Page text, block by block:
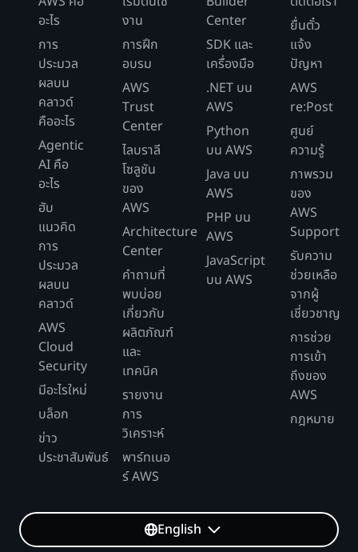
อะไร
การ
ประมวล
ผลบน
คลาวด์
คืออะไร
Agentic
AI คือ
อะไร
ฮับ
แนวคิด
การ
ประมวล
ผลบน
คลาวด์
AWS
Cloud
Security
มีอะไรใหม่
บล็อก
ข่าว
ประชาสัมพันธ์
งาน
การฝึก
อบรม
AWS
Trust
Center
ไลบราลี
โซลูชัน
ของ
AWS
Architecture
Center
คำถามที่
พบบ่อย
เกี่ยวกับ
ผลิตภัณฑ์
และ
เทคนิค
รายงาน
การ
วิเคราะห์
พาร์ทเนอ
ร์ AWS
Center
SDK และ
เครื่องมือ
.NET บน
AWS
Python
บน AWS
Java บน
AWS
PHP บน
AWS
JavaScript
บน AWS
ยื่นตั๋ว
แจ้ง
ปัญหา
AWS
re:Post
ศูนย์
ความรู้
ภาพรวม
ของ
AWS
Support
รับความ
ช่วยเหลือ
จากผู้
เชี่ยวชาญ
การช่วย
การเข้า
ถึงของ
AWS
กฎหมาย
English